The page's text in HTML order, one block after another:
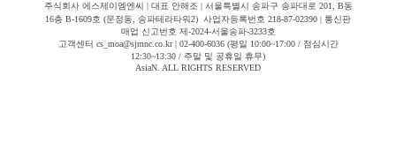
주식회사 에스제이엠엔씨 | 대표 안해조 | 서울특별시 송파구 송파대로 201, B동
16층 B-1609호 (문정동, 송파테라타워2) 사업자등록번호 218-87-02390 | 통신판
매업 신고번호 제-2024-서울송파-3233호
고객센터 cs_moa@sjmnc.co.kr | 02-400-6036 (평일 10:00~17:00 / 점심시간
12:30~13:30 / 주말 및 공휴일 휴무)
AsiaN. ALL RIGHTS RESERVED